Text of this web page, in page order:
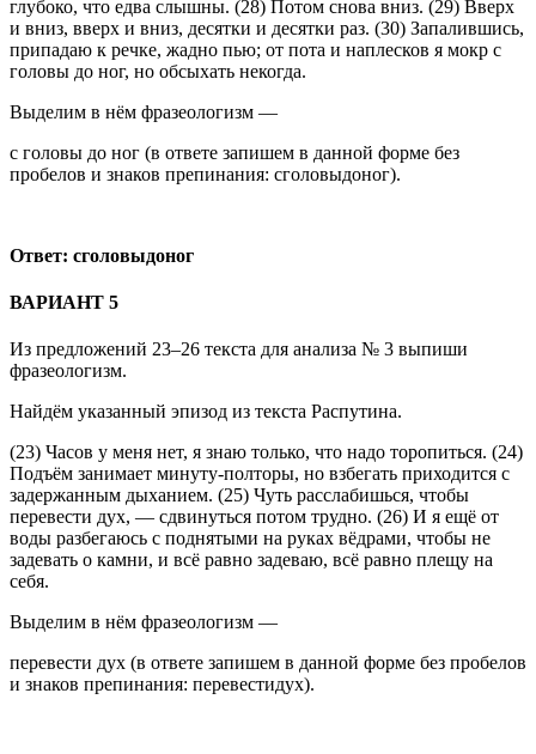
глубоко, что едва слышны. (28) Потом снова вниз. (29) Вверх
и вниз, вверх и вниз, десятки и десятки раз. (30) Запалившись,
припадаю к речке, жадно пью; от пота и наплесков я мокр с
головы до ног, но обсыхать некогда.
Выделим в нём фразеологизм —
с головы до ног (в ответе запишем в данной форме без
пробелов и знаков препинания: сголовыдоног).
Ответ: сголовыдоног
ВАРИАНТ 5
Из предложений 23–26 текста для анализа № 3 выпиши
фразеологизм.
Найдём указанный эпизод из текста Распутина.
(23) Часов у меня нет, я знаю только, что надо торопиться. (24)
Подъём занимает минуту-полторы, но взбегать приходится с
задержанным дыханием. (25) Чуть расслабишься, чтобы
перевести дух, — сдвинуться потом трудно. (26) И я ещё от
воды разбегаюсь с поднятыми на руках вёдрами, чтобы не
задевать о камни, и всё равно задеваю, всё равно плещу на
себя.
Выделим в нём фразеологизм —
перевести дух (в ответе запишем в данной форме без пробелов
и знаков препинания: перевестидух).